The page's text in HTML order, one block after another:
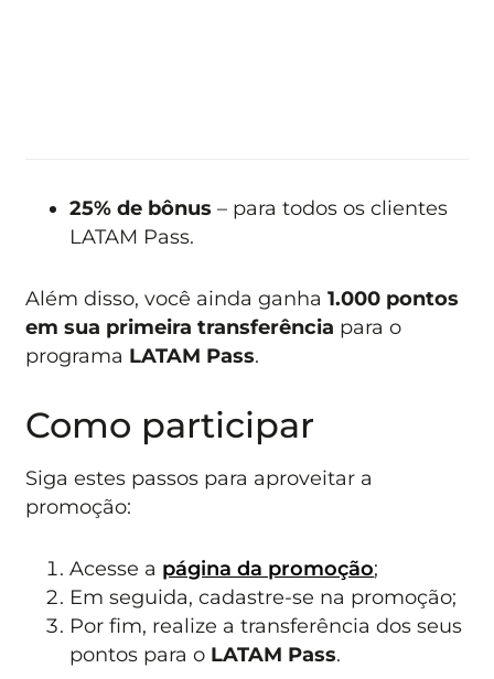
25% de bônus – para todos os clientes
LATAM Pass.
Além disso, você ainda ganha1.000 pontos
em sua primeira transferência para o
programa LATAM Pass.
Como participar
Siga estes passos para aproveitar a
promoção:
Acesse a página da promoção;
Em seguida, cadastre-se na promoção;
Por fim, realize a transferência dos seus
pontos para o LATAM Pass.